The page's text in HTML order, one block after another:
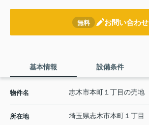
無料 お問い合わせ
基本情報 設備条件
物件名 志木市本町１丁目の売地
所在地 埼玉県志木市本町 １丁目